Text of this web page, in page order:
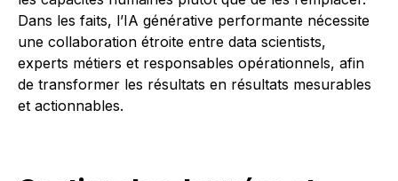
Dans les faits, l’IA générative performante nécessite
une collaboration étroite entre data scientists,
experts métiers et responsables opérationnels, afin
de transformer les résultats en résultats mesurables
et actionnables.